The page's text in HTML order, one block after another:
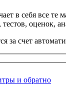
в себя все те
оценок,
за счет
и обратно